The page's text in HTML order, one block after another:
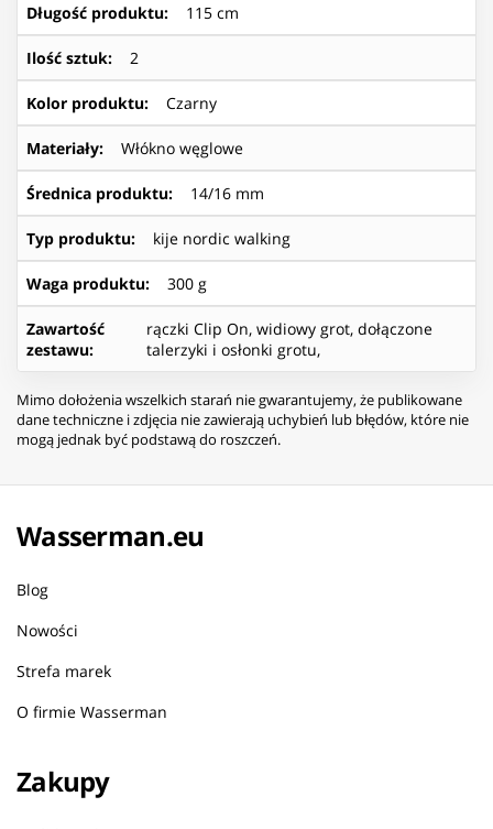
Długość produktu: 115 cm
Ilość sztuk: 2
Kolor produktu: Czarny
Materiały: Włókno węglowe
Średnica produktu: 14/16 mm
Typ produktu: kije nordic walking
Waga produktu: 300 g
Zawartość
zestawu:
rączki Clip On, widiowy grot, dołączone
talerzyki i osłonki grotu,
Mimo dołożenia wszelkich starań nie gwarantujemy, że publikowane
dane techniczne i zdjęcia nie zawierają uchybień lub błędów, które nie
mogą jednak być podstawą do roszczeń.
Wasserman.eu
Blog
Nowości
Strefa marek
O firmie Wasserman
Zakupy